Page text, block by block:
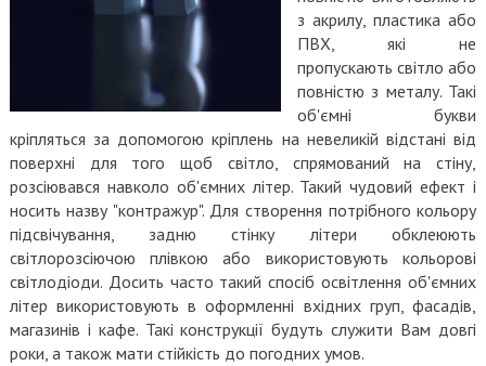
з акрилу, пластика або
ПВХ, які не
пропускають світло або
повністю з металу. Такі
об'ємні букви
кріпляться за допомогою кріплень на невеликій відстані від
поверхні для того щоб світло, спрямований на стіну,
розсіювався навколо об'ємних літер. Такий чудовий ефект і
носить назву "контражур". Для створення потрібного кольору
підсвічування, задню стінку літери обклеюють
світлорозсіючою плівкою або використовують кольорові
світлодіоди. Досить часто такий спосіб освітлення об'ємних
літер використовують в оформленні вхідних груп, фасадів,
магазинів і кафе. Такі конструкції будуть служити Вам довгі
роки, а також мати стійкість до погодних умов.